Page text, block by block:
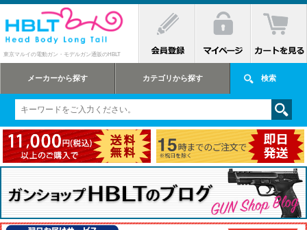
東京マルイの電動ガン・モデルガン通販のHBLT
メーカーから探す カテゴリから探す 検索